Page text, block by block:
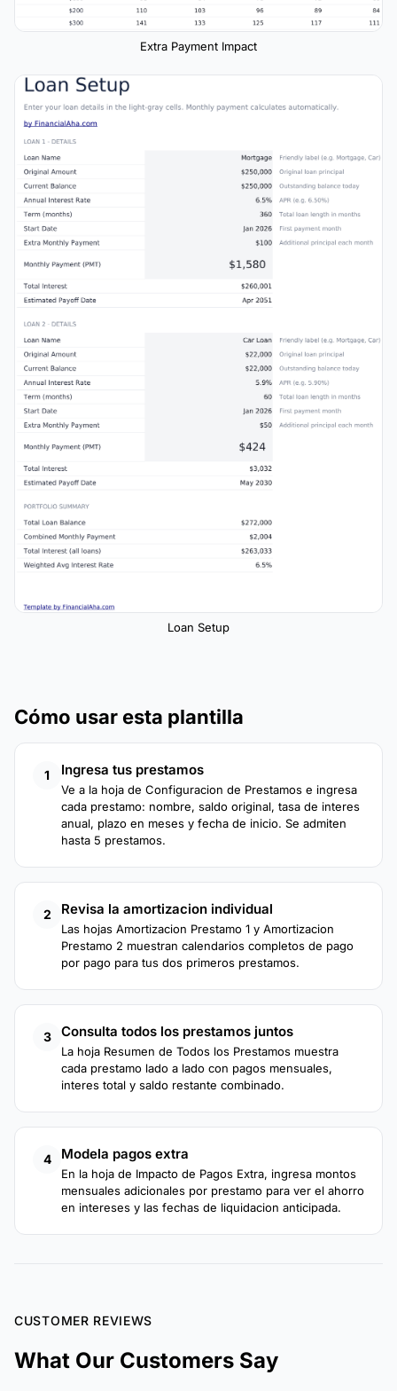
Extra Payment Impact
Loan Setup
Cómo usar esta plantilla
1 Ingresa tus prestamos
Ve a la hoja de Configuracion de Prestamos e ingresa
cada prestamo: nombre, saldo original, tasa de interes
anual, plazo en meses y fecha de inicio. Se admiten
hasta 5 prestamos.
2 Revisa la amortizacion individual
Las hojas Amortizacion Prestamo 1 y Amortizacion
Prestamo 2 muestran calendarios completos de pago
por pago para tus dos primeros prestamos.
3 Consulta todos los prestamos juntos
La hoja Resumen de Todos los Prestamos muestra
cada prestamo lado a lado con pagos mensuales,
interes total y saldo restante combinado.
4 Modela pagos extra
En la hoja de Impacto de Pagos Extra, ingresa montos
mensuales adicionales por prestamo para ver el ahorro
en intereses y las fechas de liquidacion anticipada.
CUSTOMER REVIEWS
What Our Customers Say